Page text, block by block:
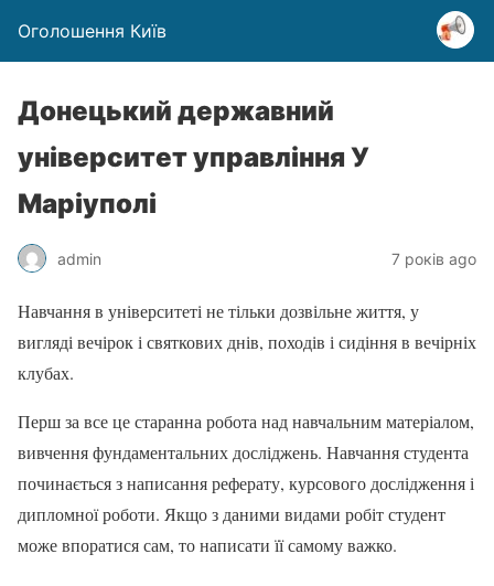
Оголошення Київ
Донецький державний
університет управління У
Маріуполі
admin 7 років ago
Навчання в університеті не тільки дозвільне життя, у
вигляді вечірок і святкових днів, походів і сидіння в вечірніх
клубах.
Перш за все це старанна робота над навчальним матеріалом,
вивчення фундаментальних досліджень. Навчання студента
починається з написання реферату, курсового дослідження і
дипломної роботи. Якщо з даними видами робіт студент
може впоратися сам, то написати її самому важко.